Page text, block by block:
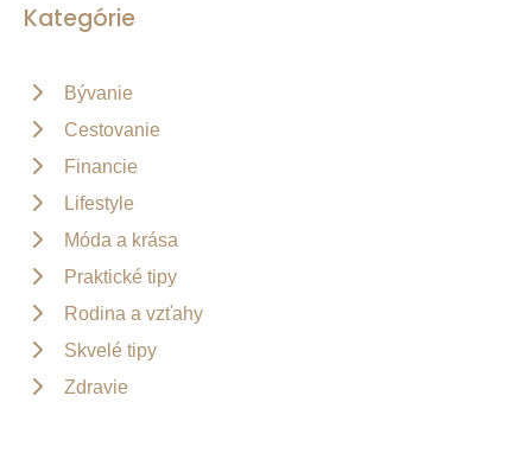
Kategórie
Bývanie
Cestovanie
Financie
Lifestyle
Móda a krása
Praktické tipy
Rodina a vzťahy
Skvelé tipy
Zdravie